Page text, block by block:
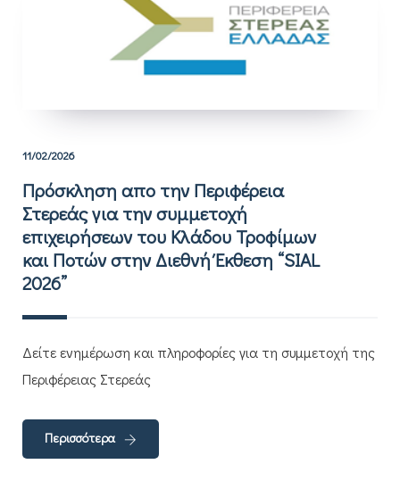
11/02/2026
Πρόσκληση απο την Περιφέρεια
Στερεάς για την συμμετοχή
επιχειρήσεων του Κλάδου Τροφίμων
και Ποτών στην Διεθνή Έκθεση “SIAL
2026”
Δείτε ενημέρωση και πληροφορίες για τη συμμετοχή της
Περιφέρειας Στερεάς
Περισσότερα